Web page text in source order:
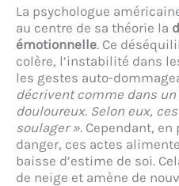
La psychologue
au centre de sa théorie la
émotionnelle. Ce
colère, l’instabilité dans
les gestes auto-
décrivent comme dans
douloureux. Selon eux,
soulager ». Cependant,
danger, ces actes
baisse d’estime de soi.
de neige et amène de